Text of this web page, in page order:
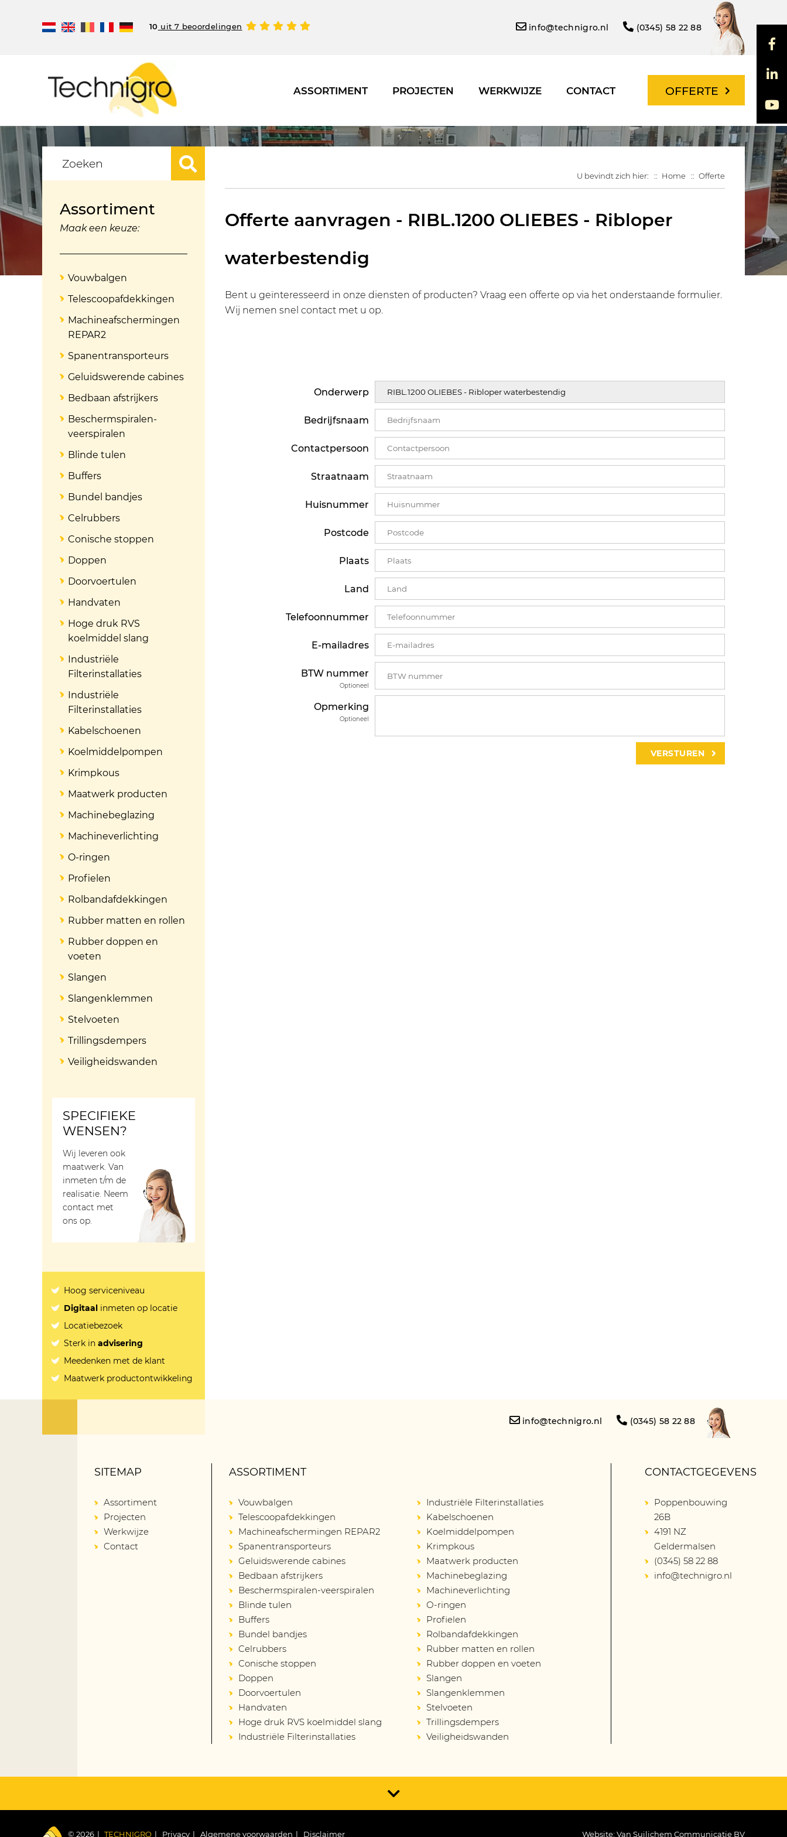
10 uit 7 beoordelingen info@technigro.nl (0345) 58 22 88
ASSORTIMENT PROJECTEN WERKWIJZE CONTACT OFFERTE
U bevindt zich hier: Home Offerte
Offerte aanvragen - RIBL.1200 OLIEBES - Ribloper
waterbestendig
Bent u geïnteresseerd in onze diensten of producten? Vraag een offerte op via het onderstaande formulier.
Wij nemen snel contact met u op.
Onderwerp
Bedrijfsnaam
Contactpersoon
Straatnaam
Huisnummer
Postcode
Plaats
Land
Telefoonnummer
E-mailadres
BTW nummer
Optioneel
Opmerking
Optioneel
Assortiment
Maak een keuze:
Vouwbalgen
Telescoopafdekkingen
Machineafschermingen
REPAR2
Spanentransporteurs
Geluidswerende cabines
Bedbaan afstrijkers
Beschermspiralen-
veerspiralen
Blinde tulen
Buffers
Bundel bandjes
Celrubbers
Conische stoppen
Doppen
Doorvoertulen
Handvaten
Hoge druk RVS
koelmiddel slang
Industriële
Filterinstallaties
Industriële
Filterinstallaties
Kabelschoenen
Koelmiddelpompen
Krimpkous
Maatwerk producten
Machinebeglazing
Machineverlichting
O-ringen
Profielen
Rolbandafdekkingen
Rubber matten en rollen
Rubber doppen en
voeten
Slangen
Slangenklemmen
Stelvoeten
Trillingsdempers
Veiligheidswanden
SPECIFIEKE
WENSEN?
Wij leveren ook
maatwerk. Van
inmeten t/m de
realisatie. Neem
contact met
ons op.
Hoog serviceniveau
Digitaal inmeten op locatie
Locatiebezoek
Sterk inadvisering
Meedenken met de klant
Maatwerk productontwikkeling
info@technigro.nl (0345) 58 22 88
SITEMAP
Assortiment
Projecten
Werkwijze
Contact
ASSORTIMENT
Vouwbalgen
Telescoopafdekkingen
Machineafschermingen REPAR2
Spanentransporteurs
Geluidswerende cabines
Bedbaan afstrijkers
Beschermspiralen-veerspiralen
Blinde tulen
Buffers
Bundel bandjes
Celrubbers
Conische stoppen
Doppen
Doorvoertulen
Handvaten
Hoge druk RVS koelmiddel slang
Industriële Filterinstallaties
Industriële Filterinstallaties
Kabelschoenen
Koelmiddelpompen
Krimpkous
Maatwerk producten
Machinebeglazing
Machineverlichting
O-ringen
Profielen
Rolbandafdekkingen
Rubber matten en rollen
Rubber doppen en voeten
Slangen
Slangenklemmen
Stelvoeten
Trillingsdempers
Veiligheidswanden
CONTACTGEGEVENS
Poppenbouwing
26B
4191 NZ
Geldermalsen
(0345) 58 22 88
info@technigro.nl
© 2026 TECHNIGRO Privacy Algemene voorwaarden Disclaimer Website: Van Suilichem Communicatie BV